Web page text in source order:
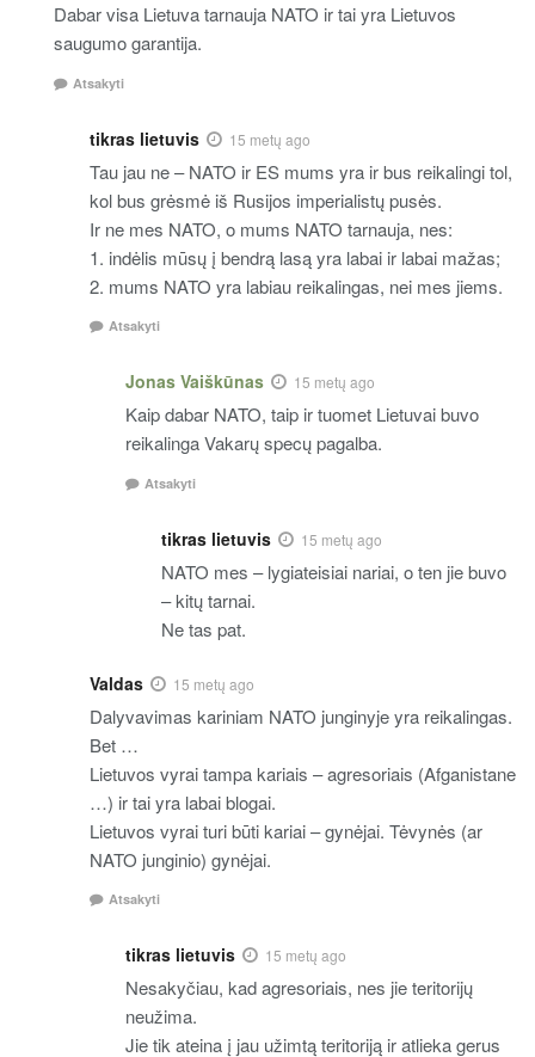
Dabar visa Lietuva tarnauja NATO ir tai yra Lietuvos
saugumo garantija.
Atsakyti
tikras lietuvis 15 metų ago
Tau jau ne – NATO ir ES mums yra ir bus reikalingi tol,
kol bus grėsmė iš Rusijos imperialistų pusės.
Ir ne mes NATO, o mums NATO tarnauja, nes:
1. indėlis mūsų į bendrą lasą yra labai ir labai mažas;
2. mums NATO yra labiau reikalingas, nei mes jiems.
Atsakyti
Jonas Vaiškūnas 15 metų ago
Kaip dabar NATO, taip ir tuomet Lietuvai buvo
reikalinga Vakarų specų pagalba.
Atsakyti
tikras lietuvis 15 metų ago
NATO mes – lygiateisiai nariai, o ten jie buvo
– kitų tarnai.
Ne tas pat.
Valdas 15 metų ago
Dalyvavimas kariniam NATO junginyje yra reikalingas.
Bet …
Lietuvos vyrai tampa kariais – agresoriais (Afganistane
…) ir tai yra labai blogai.
Lietuvos vyrai turi būti kariai – gynėjai. Tėvynės (ar
NATO junginio) gynėjai.
Atsakyti
tikras lietuvis 15 metų ago
Nesakyčiau, kad agresoriais, nes jie teritorijų
neužima.
Jie tik ateina į jau užimtą teritoriją ir atlieka gerus